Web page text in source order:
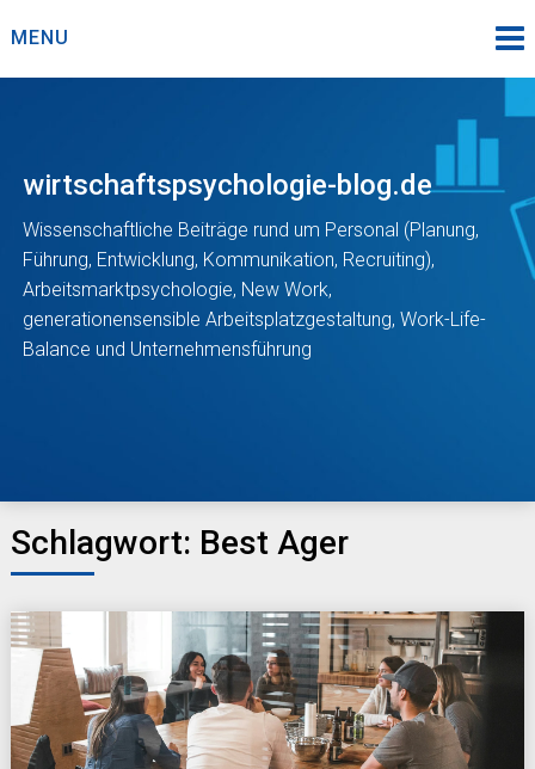
toMENU
wirtschaftspsychologie-blog.de
Wissenschaftliche Beiträge rund um Personal (Planung,
Führung, Entwicklung, Kommunikation, Recruiting),
Arbeitsmarktpsychologie, New Work,
generationensensible Arbeitsplatzgestaltung, Work-Life-
Balance und Unternehmensführung
Schlagwort: Best Ager